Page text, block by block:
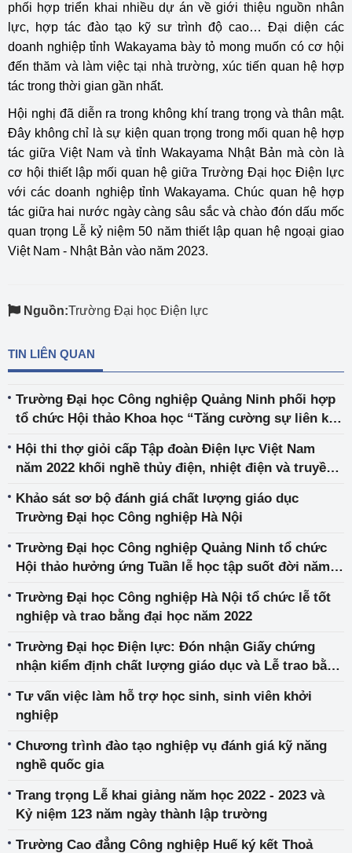
phối hợp triển khai nhiều dự án về giới thiệu nguồn nhân
lực, hợp tác đào tạo kỹ sư trình độ cao… Đại diện các
doanh nghiệp tỉnh Wakayama bày tỏ mong muốn có cơ hội
đến thăm và làm việc tại nhà trường, xúc tiến quan hệ hợp
tác trong thời gian gần nhất.
Hội nghị đã diễn ra trong không khí trang trọng và thân mật.
Đây không chỉ là sự kiện quan trọng trong mối quan hệ hợp
tác giữa Việt Nam và tỉnh Wakayama Nhật Bản mà còn là
cơ hội thiết lập mối quan hệ giữa Trường Đại học Điện lực
với các doanh nghiệp tỉnh Wakayama. Chúc quan hệ hợp
tác giữa hai nước ngày càng sâu sắc và chào đón dấu mốc
quan trọng Lễ kỷ niệm 50 năm thiết lập quan hệ ngoại giao
Việt Nam - Nhật Bản vào năm 2023.
Nguồn:Trường Đại học Điện lực
TIN LIÊN QUAN
Trường Đại học Công nghiệp Quảng Ninh phối hợp
tổ chức Hội thảo Khoa học “Tăng cường sự liên kết
nghiệp trong tỉnh Quảng Ninh phục vụ phát triển
bền vững”
Hội thi thợ giỏi cấp Tập đoàn Điện lực Việt Nam
năm 2022 khối nghề thủy điện, nhiệt điện và truyền
Khảo sát sơ bộ đánh giá chất lượng giáo dục
Trường Đại học Công nghiệp Hà Nội
Trường Đại học Công nghiệp Quảng Ninh tổ chức
Hội thảo hưởng ứng Tuần lễ học tập suốt đời năm
Trường Đại học Công nghiệp Hà Nội tổ chức lễ tốt
nghiệp và trao bằng đại học năm 2022
Trường Đại học Điện lực: Đón nhận Giấy chứng
nhận kiểm định chất lượng giáo dục và Lễ trao bằng
Tư vấn việc làm hỗ trợ học sinh, sinh viên khởi
nghiệp
Chương trình đào tạo nghiệp vụ đánh giá kỹ năng
nghề quốc gia
Trang trọng Lễ khai giảng năm học 2022 - 2023 và
Kỷ niệm 123 năm ngày thành lập trường
Trường Cao đẳng Công nghiệp Huế ký kết Thoả